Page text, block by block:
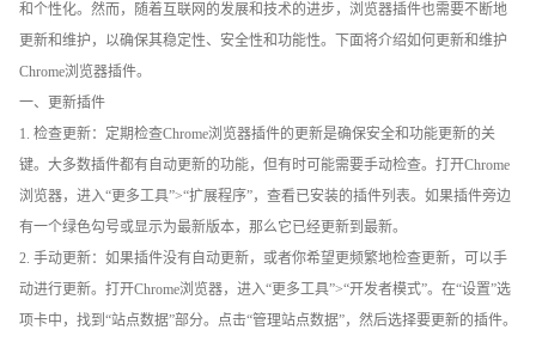
和个性化。然而，随着互联网的发展和技术的进步，浏览器插件也需要不断地
更新和维护，以确保其稳定性、安全性和功能性。下面将介绍如何更新和维护
Chrome浏览器插件。
一、更新插件
1. 检查更新：定期检查Chrome浏览器插件的更新是确保安全和功能更新的关
键。大多数插件都有自动更新的功能，但有时可能需要手动检查。打开Chrome
浏览器，进入“更多工具”>“扩展程序”，查看已安装的插件列表。如果插件旁边
有一个绿色勾号或显示为最新版本，那么它已经更新到最新。
2. 手动更新：如果插件没有自动更新，或者你希望更频繁地检查更新，可以手
动进行更新。打开Chrome浏览器，进入“更多工具”>“开发者模式”。在“设置”选
项卡中，找到“站点数据”部分。点击“管理站点数据”，然后选择要更新的插件。